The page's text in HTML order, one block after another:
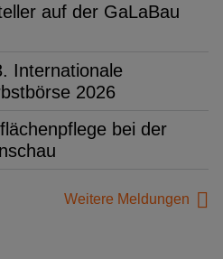
auf der GaLaBau
Internationale
2026
bei der
Weitere Meldungen